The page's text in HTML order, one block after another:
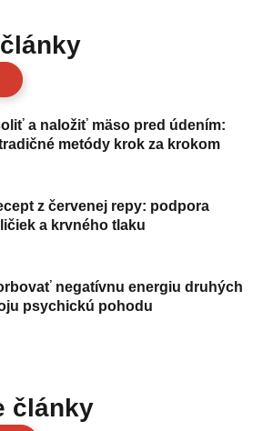
články
a naložiť mäso pred údením:
metódy krok za krokom
z červenej repy: podpora
a krvného tlaku
negatívnu energiu druhých
psychickú pohodu
články